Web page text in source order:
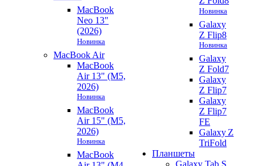
MacBook
Neo 13"
(2026)
Новинка
MacBook Air
MacBook
Air 13" (M5,
2026)
Новинка
MacBook
Air 15" (M5,
2026)
Новинка
MacBook
Новинка
Galaxy
Z Flip8
Новинка
Galaxy
Z Fold7
Galaxy
Z Flip7
Galaxy
Z Flip7
FE
Galaxy Z
TriFold
Планшеты
Galaxy Tab S